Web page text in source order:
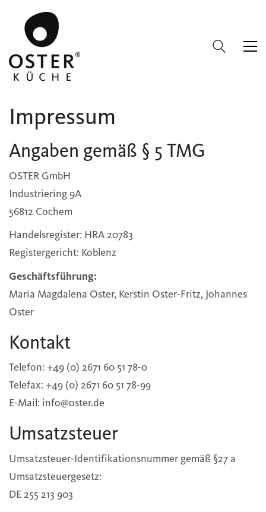
Impressum
Angaben gemäß § 5 TMG
OSTER GmbH
Industriering 9A
56812 Cochem
Handelsregister: HRA 20783
Registergericht: Koblenz
Geschäftsführung:
Maria Magdalena Oster, Kerstin Oster-Fritz, Johannes
Oster
Kontakt
Telefon: +49 (0) 2671 60 51 78-0
Telefax: +49 (0) 2671 60 51 78-99
E-Mail: info@oster.de
Umsatzsteuer
Umsatzsteuer-Identifikationsnummer gemäß §27 a
Umsatzsteuergesetz:
DE 255 213 903